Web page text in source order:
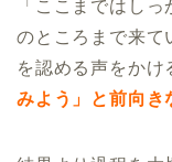
「ここまではし
のところまで来て
を認める声をかけ
みよう」と前向き